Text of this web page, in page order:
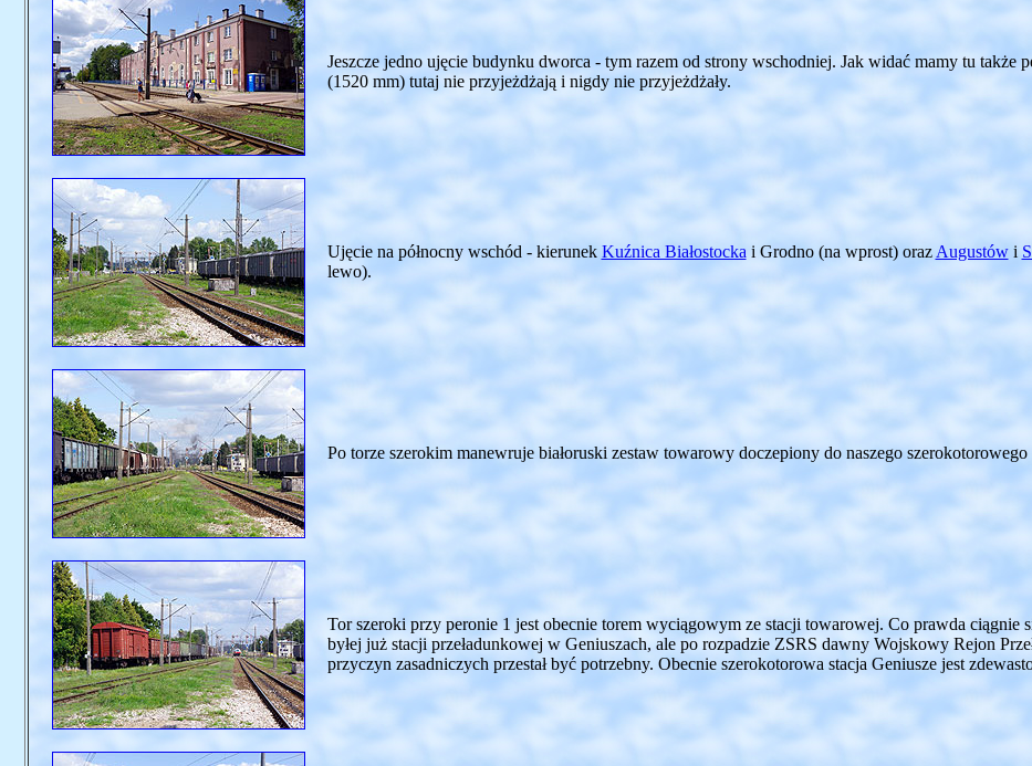
Jeszcze jedno ujęcie budynku dworca - tym razem od strony wschodniej. Jak widać mamy tu także
(1520 mm) tutaj nie przyjeżdżają i nigdy nie przyjeżdżały.
Ujęcie na północny wschód - kierunek Kuźnica Białostocka i Grodno (na wprost) oraz Augustówi
lewo).
Po torze szerokim manewruje białoruski zestaw towarowy doczepiony do naszego
Tor szeroki przy peronie 1 jest obecnie torem wyciągowym ze stacji towarowej. Co prawda ciągnie
byłej już stacji przeładunkowej w Geniuszach, ale po rozpadzie ZSRS dawny Wojskowy Rejon
przyczyn zasadniczych przestał być potrzebny. Obecnie szerokotorowa stacja Geniusze jest